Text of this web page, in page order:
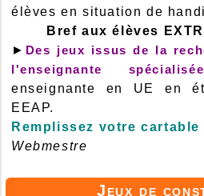
élèves en situation de
Bref aux élèves
► Des jeux issus de la
l'enseignante spécialisée
enseignante en UE en
EEAP.
Remplissez votre
Webmestre
Jeux de